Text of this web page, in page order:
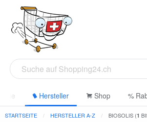
Hersteller Shop %
STARTSEITE HERSTELLER A-Z BIOSOLIS (1